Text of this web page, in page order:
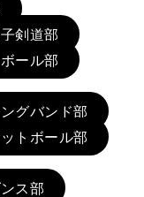
剣道部
ール部
グバンド部
トボール部
ス部